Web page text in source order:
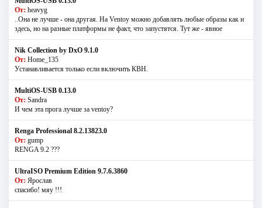
От: heavyg
..Она не лучше - она другая. На Ventoy можно добавлять любые образы как и
здесь, но на разные платформы не факт, что запустятся. Тут же - явное
Nik Collection by DxO 9.1.0
От: Home_135
Устанавливается только если включить КВН.
MultiOS-USB 0.13.0
От: Sandra
И чем эта прога лучше за ventoy?
Renga Professional 8.2.13823.0
От: gump
RENGA 9.2 ???
UltraISO Premium Edition 9.7.6.3860
От: Ярослав
спасибо! мяу !!!